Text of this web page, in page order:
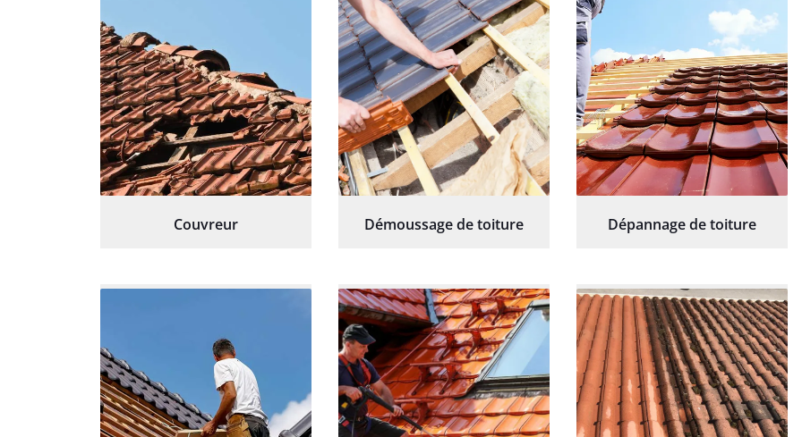
Couvreur Démoussage de toiture Dépannage de toiture
04 mars 2026
Très satisfait du traitement
de charpente et des travaux
de zinguerie. Travail sérieux
avec un excellent rendu
final.
21 juin 2025
Intervention rapide pour une
réparation de fuite de
toiture. Problème réglé
immédiatement. Très bon
travail.